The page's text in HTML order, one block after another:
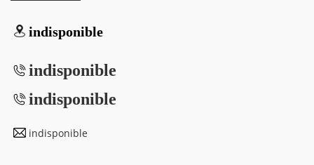
indisponible
indisponible
indisponible
indisponible